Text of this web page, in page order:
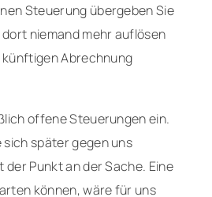
Steuerung übergeben Sie
niemand mehr auflösen
künftigen Abrechnung
offene Steuerungen ein.
sich später gegen uns
Punkt an der Sache. Eine
können, wäre für uns